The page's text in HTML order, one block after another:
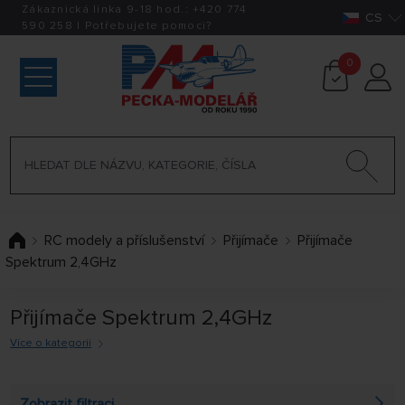
Zákaznická linka 9-18 hod.: +420 774
590 258 | Potřebujete pomoci? CS
0
RC modely a příslušenství Přijímače
Přijímače
Spektrum 2,4GHz
Přijímače Spektrum 2,4GHz
Více o kategorii
modely letadel a vrtulníků, přijímače s externím přijímačem